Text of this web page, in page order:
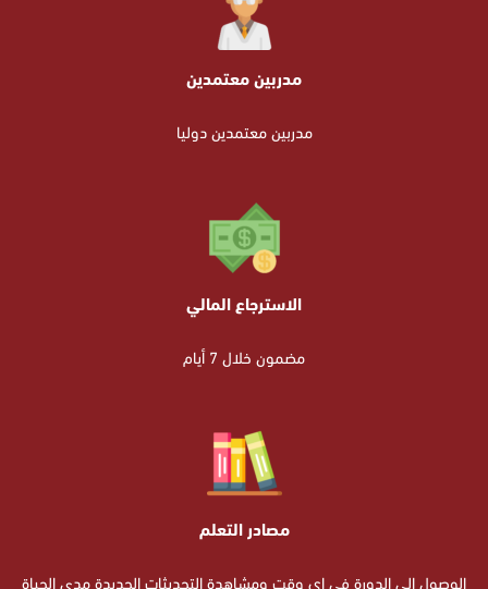
مدربين معتمدين
مدربين معتمدين دوليا
الاسترجاع المالي
مضمون خلال 7 أيام
مصادر التعلم
الوصول الى الدورة في اي وقت ومشاهدة التحديثات الجديدة مدى الحياة